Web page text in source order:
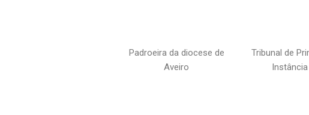
Padroeira da diocese de
Aveiro
Tribunal de
Instância